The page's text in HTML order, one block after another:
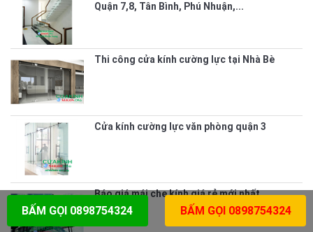
Quận 7,8, Tân Bình, Phú Nhuận,...
Thi công cửa kính cường lực tại Nhà Bè
Cửa kính cường lực văn phòng quận 3
Báo giá mái che kính giá rẻ mới nhất
#T6/2023
BẤM GỌI 0898754324 BẤM GỌI 0898754324